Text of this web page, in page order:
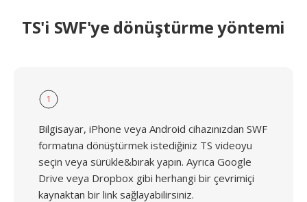
TS'i SWF'ye dönüştürme yöntemi
1
Bilgisayar, iPhone veya Android cihazınızdan SWF
formatına dönüştürmek istediğiniz TS videoyu
seçin veya sürükle&bırak yapın. Ayrıca Google
Drive veya Dropbox gibi herhangi bir çevrimiçi
kaynaktan bir link sağlayabilirsiniz.